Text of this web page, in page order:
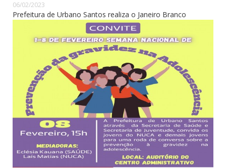
06/02/2023
Prefeitura de Urbano Santos realiza o Janeiro Branco